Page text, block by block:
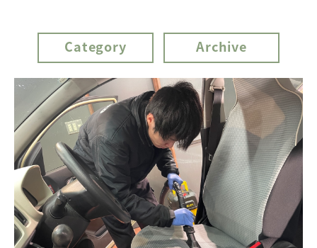
Category Archive